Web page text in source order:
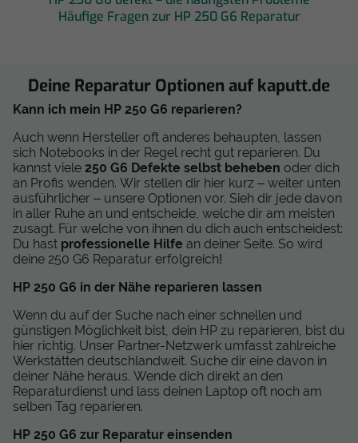
Häufige Fragen zur HP 250 G6 Reparatur
Deine Reparatur Optionen auf kaputt.de
Kann ich mein HP 250 G6 reparieren?
Auch wenn Hersteller oft anderes behaupten, lassen
sich Notebooks in der Regel recht gut reparieren. Du
kannst viele 250 G6 Defekte selbst beheben oder dich
an Profis wenden. Wir stellen dir hier kurz – weiter unten
ausführlicher – unsere Optionen vor. Sieh dir jede davon
in aller Ruhe an und entscheide, welche dir am meisten
zusagt. Für welche von ihnen du dich auch entscheidest:
Du hast professionelle Hilfe an deiner Seite. So wird
deine 250 G6 Reparatur erfolgreich!
HP 250 G6 in der Nähe reparieren lassen
Wenn du auf der Suche nach einer schnellen und
günstigen Möglichkeit bist, dein HP zu reparieren, bist du
hier richtig. Unser Partner-Netzwerk umfasst zahlreiche
Werkstätten deutschlandweit. Suche dir eine davon in
deiner Nähe heraus. Wende dich direkt an den
Reparaturdienst und lass deinen Laptop oft noch am
selben Tag reparieren.
HP 250 G6 zur Reparatur einsenden